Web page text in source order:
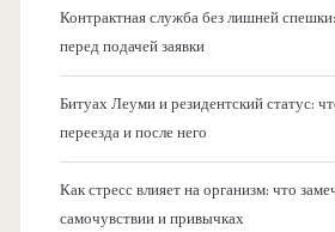
Контрактная служба без лишней
перед подачей заявки
Битуах Леуми и резидентский статус:
переезда и после него
Как стресс влияет на организм: что
самочувствии и привычках